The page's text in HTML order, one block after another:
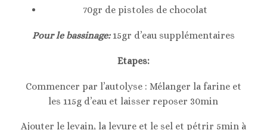
70gr de pistoles de chocolat
Pour le bassinage:15gr d’eau supplémentaires
Etapes:
Commencer par l’autolyse : Mélanger la farine et
les 115g d’eau et laisser reposer 30min
Ajouter le levain, la levure et le sel et pétrir 5min à